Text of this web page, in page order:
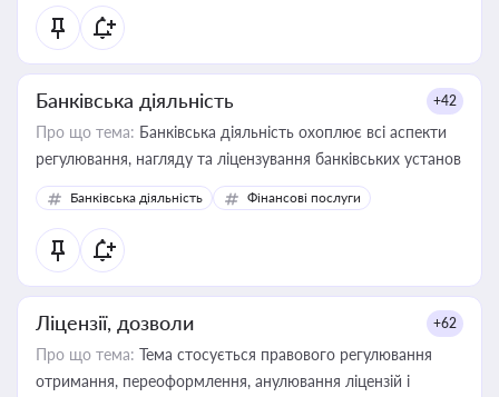
Банківська діяльність +42
Про що тема: Банківська діяльність охоплює всі аспекти
регулювання, нагляду та ліцензування банківських установ
Банківська діяльність Фінансові послуги
Ліцензії, дозволи +62
Про що тема: Тема стосується правового регулювання
отримання, переоформлення, анулювання ліцензій і